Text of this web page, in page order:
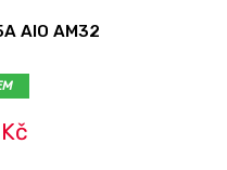
AIO AM32